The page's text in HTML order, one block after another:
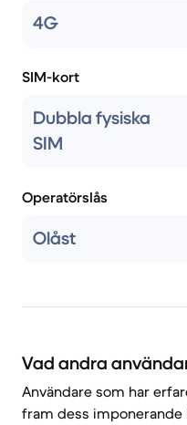
4G
SIM-kort
Dubbla fysiska
SIM
Operatörslås
Olåst
Vad andra
Användare som har
fram dess